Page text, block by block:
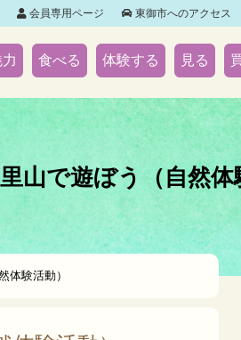
東御市へのアクセス
会員専用ページ
食べる 体験する 見る
山で遊ぼう（自然体
体験活動）